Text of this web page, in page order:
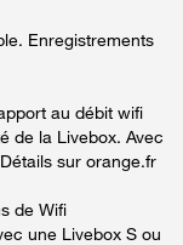
Enregistrements
au débit wifi
de la Livebox. Avec
sur orange.fr
de Wifi
une Livebox S ou